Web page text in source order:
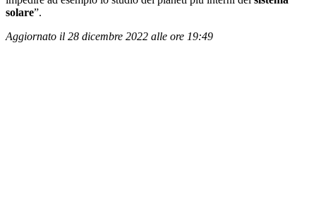
solare”.
Aggiornato il 28 dicembre 2022 alle ore 19:49